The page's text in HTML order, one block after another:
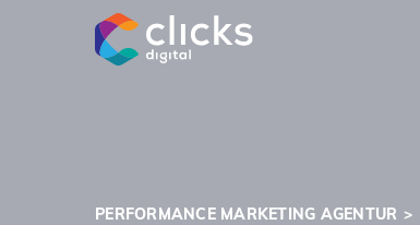
PERFORMANCE MARKETING AGENTUR